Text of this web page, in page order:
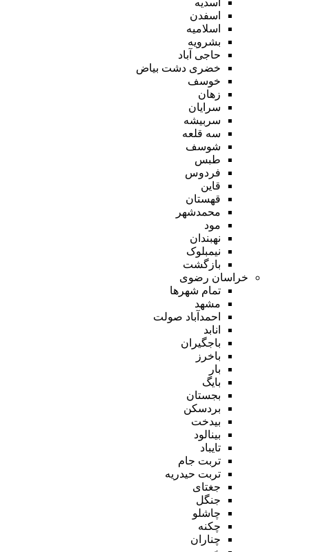
اسفدن
اسلامیه
بشرویه
حاجی آباد
خضری دشت بیاض
خوسف
زهان
سرایان
سربیشه
سه قلعه
شوسف
طبس
فردوس
قاین
قهستان
محمدشهر
مود
نهبندان
نیمبلوک
بازگشت
خراسان رضوی
تمام شهر‌ها
مشهد
احمدآباد صولت
انابد
باجگیران
باخرز
بار
بایگ
بجستان
بردسکن
بیدخت
بینالود
تایباد
تربت جام
تربت حیدریه
جغتای
جنگل
چاشلو
چکنه
چناران